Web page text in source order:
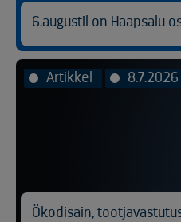
Artikkel 8.7.2026